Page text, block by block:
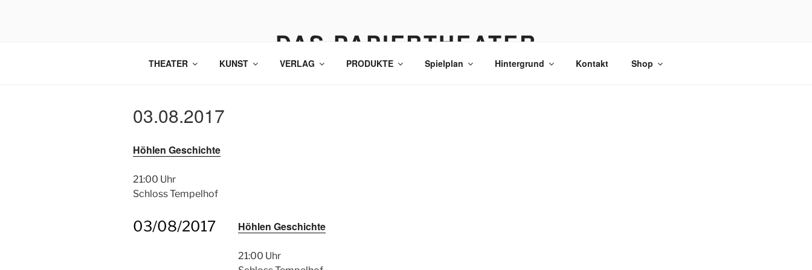
DAS PAPIERTHEATER
THEATER KUNST VERLAG PRODUKTE Spielplan Hintergrund Kontakt Shop
03.08.2017
Höhlen Geschichte
21:00 Uhr
Schloss Tempelhof
03/08/2017 Höhlen Geschichte
21:00 Uhr